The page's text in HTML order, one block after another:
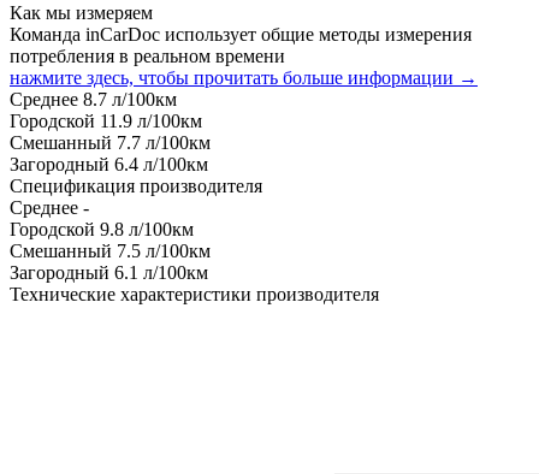
Как мы измеряем
Команда inCarDoc использует общие методы измерения
потребления в реальном времени
нажмите здесь, чтобы прочитать больше информации →
Среднее 8.7 л/100км
Городской 11.9 л/100км
Смешанный 7.7 л/100км
Загородный 6.4 л/100км
Спецификация производителя
Среднее -
Городской 9.8 л/100км
Смешанный 7.5 л/100км
Загородный 6.1 л/100км
Технические характеристики производителя